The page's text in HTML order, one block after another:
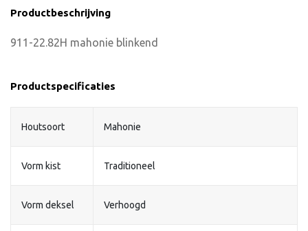
Productbeschrijving
911-22.82H mahonie blinkend
Productspecificaties
Houtsoort Mahonie
Vorm kist Traditioneel
Vorm deksel Verhoogd